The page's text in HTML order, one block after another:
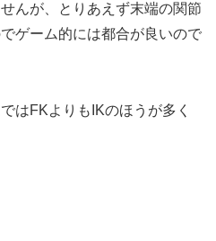
んが、とりあえず末端の関節
ゲーム的には都合が良いので
はFKよりもIKのほうが多く